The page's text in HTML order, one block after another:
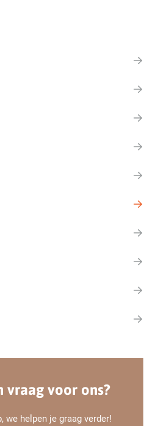
vraag voor ons?
we helpen je graag verder!